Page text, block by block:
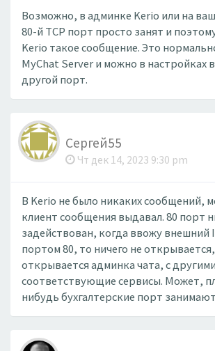
Возможно, в админке Kerio или на
80-й TCP порт просто занят и
Kerio такое сообщение. Это
MyChat Server и можно в настройках
другой порт.
Сергей55
Чт дек 14, 2023 9:30 pm
В Kerio не было никаких сообщений,
клиент сообщения выдавал. 80 порт
задействован, когда ввожу внешний
портом 80, то ничего не
открывается админка чата, с
соответствующие сервисы. Может,
нибудь бухгалтерские порт